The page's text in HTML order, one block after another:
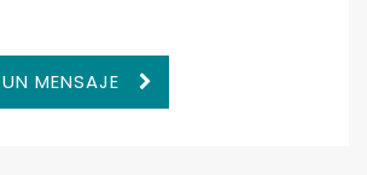
MENSAJE